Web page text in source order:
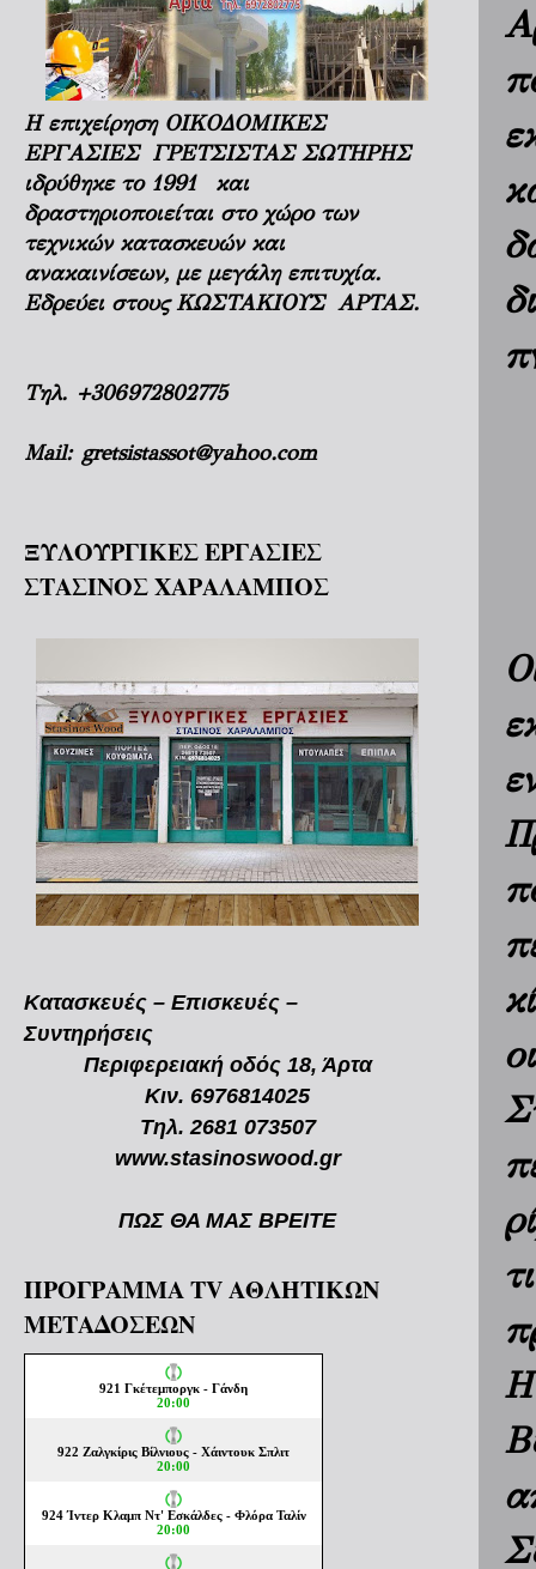
Η
Η επιχείρηση ΟΙΚΟΔΟΜΙΚΕΣ
ΕΡΓΑΣΙΕΣ ΓΡΕΤΣΙΣΤΑΣ ΣΩΤΗΡΗΣ
ιδρύθηκε το 1991 και
δραστηριοποιείται στο χώρο των
τεχνικών κατασκευών και
ανακαινίσεων, με μεγάλη επιτυχία.
Εδρεύει στους ΚΩΣΤΑΚΙΟΥΣ ΑΡΤΑΣ.
Τηλ. +306972802775
Mail: gretsistassot@yahoo.com
ΞΥΛΟΥΡΓΙΚΕΣ ΕΡΓΑΣΙΕΣ
ΣΤΑΣΙΝΟΣ ΧΑΡΑΛΑΜΠΟΣ
Κατασκευές – Επισκευές –
Συντηρήσεις
Περιφερειακή οδός 18, Άρτα
Κιν. 6976814025
Τηλ. 2681 073507
www.stasinoswood.gr
ΠΩΣ ΘΑ ΜΑΣ ΒΡΕΙΤΕ
ΠΡΟΓΡΑΜΜΑ TV ΑΘΛΗΤΙΚΩΝ
ΜΕΤΑΔΟΣΕΩΝ